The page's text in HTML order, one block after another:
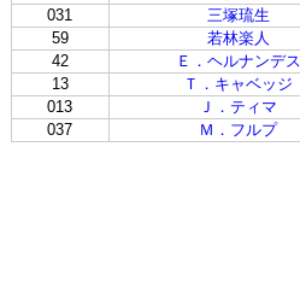
031
三塚琉生
59
若林楽人
42
Ｅ．ヘルナンデス
13
Ｔ．キャベッジ
013
Ｊ．ティマ
037
Ｍ．フルプ